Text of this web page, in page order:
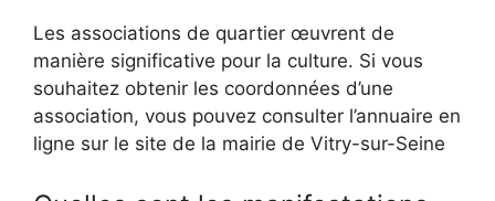
Les associations de quartier œuvrent de
manière significative pour la culture. Si vous
souhaitez obtenir les coordonnées d’une
association, vous pouvez consulter l’annuaire en
ligne sur le site de la mairie de Vitry-sur-Seine